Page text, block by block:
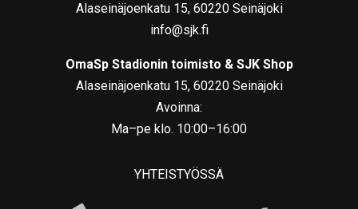
Alaseinäjoenkatu 15, 60220 Seinäjoki
info@sjk.fi
OmaSp Stadionin toimisto & SJK Shop
Alaseinäjoenkatu 15, 60220 Seinäjoki
Avoinna:
Ma–pe klo. 10:00–16:00
YHTEISTYÖSSÄ